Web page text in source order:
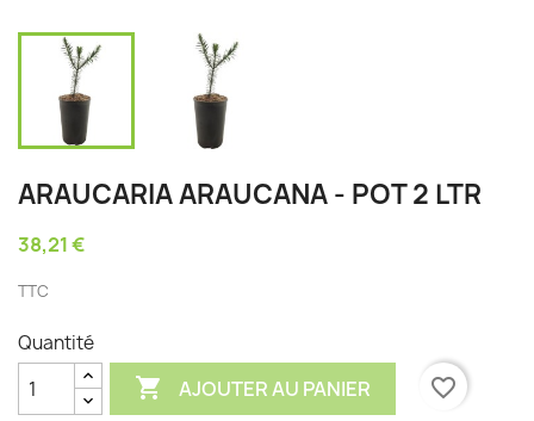
ARAUCARIA ARAUCANA - POT 2 LTR
38,21 €
TTC
Quantité
 AJOUTER AU PANIER
favorite_border